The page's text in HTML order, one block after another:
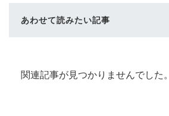
あわせて読みたい記事
関連記事が見つかりませんでした。